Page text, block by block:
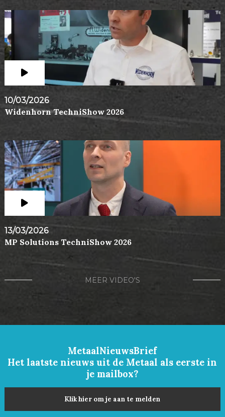
10/03/2026
Widenhorn TechniShow 2026
13/03/2026
MP Solutions TechniShow 2026
MEER VIDEO'S
MetaalNieuwsBrief
Het laatste nieuws uit de Metaal als eerste in
je mailbox?
Klik hier om je aan te melden